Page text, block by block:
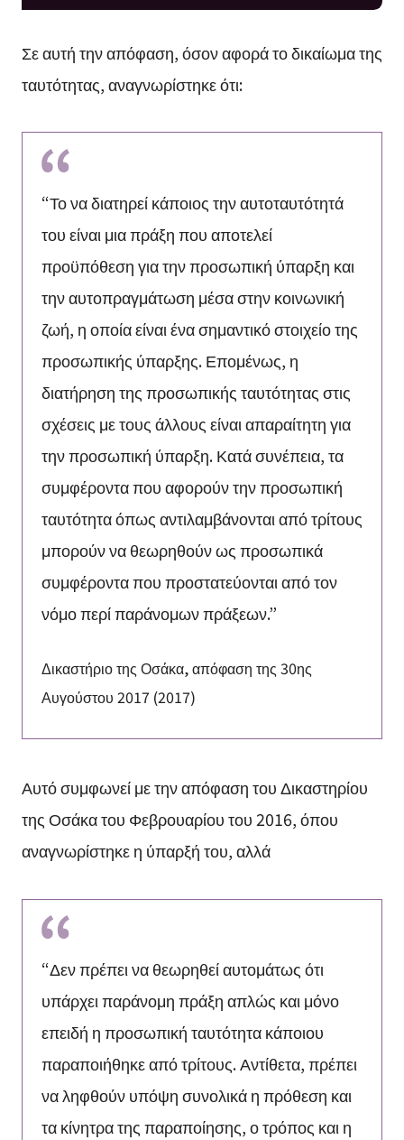
Σε αυτή την απόφαση, όσον αφορά το δικαίωμα της
ταυτότητας, αναγνωρίστηκε ότι:
“Το να διατηρεί κάποιος την αυτοταυτότητά
του είναι μια πράξη που αποτελεί
προϋπόθεση για την προσωπική ύπαρξη και
την αυτοπραγμάτωση μέσα στην κοινωνική
ζωή, η οποία είναι ένα σημαντικό στοιχείο της
προσωπικής ύπαρξης. Επομένως, η
διατήρηση της προσωπικής ταυτότητας στις
σχέσεις με τους άλλους είναι απαραίτητη για
την προσωπική ύπαρξη. Κατά συνέπεια, τα
συμφέροντα που αφορούν την προσωπική
ταυτότητα όπως αντιλαμβάνονται από τρίτους
μπορούν να θεωρηθούν ως προσωπικά
συμφέροντα που προστατεύονται από τον
νόμο περί παράνομων πράξεων.”
Δικαστήριο της Οσάκα, απόφαση της 30ης
Αυγούστου 2017 (2017)
Αυτό συμφωνεί με την απόφαση του Δικαστηρίου
της Οσάκα του Φεβρουαρίου του 2016, όπου
αναγνωρίστηκε η ύπαρξή του, αλλά
“Δεν πρέπει να θεωρηθεί αυτομάτως ότι
υπάρχει παράνομη πράξη απλώς και μόνο
επειδή η προσωπική ταυτότητα κάποιου
παραποιήθηκε από τρίτους. Αντίθετα, πρέπει
να ληφθούν υπόψη συνολικά η πρόθεση και
τα κίνητρα της παραποίησης, ο τρόπος και η